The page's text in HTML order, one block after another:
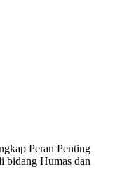
Peran Penting
bidang Humas dan